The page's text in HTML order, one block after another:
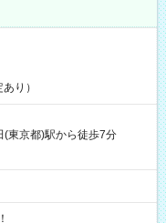
り）
(東京都)駅から徒歩7分